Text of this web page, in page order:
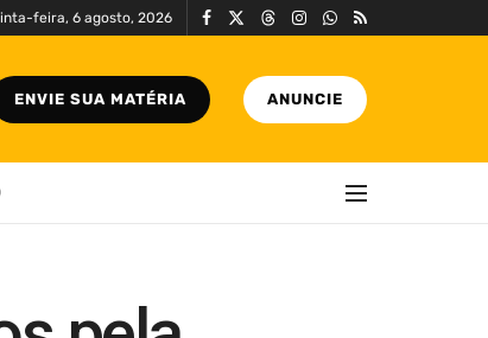
feira, 6 agosto, 2026
ENVIE SUA MATÉRIA ANUNCIE